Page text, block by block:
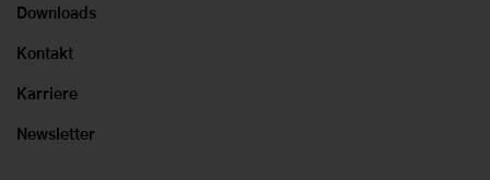
Downloads
Kontakt
Karriere
Newsletter